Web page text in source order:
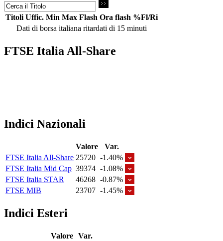
Titoli Uffic. Min Max Flash Ora flash %Fl/Ri
Dati di borsa italiana ritardati di 15 minuti
FTSE Italia All-Share
Indici Nazionali
Valore
Var.
FTSE Italia All-Share 25720 -1.40%
FTSE Italia Mid Cap 39374 -1.08%
FTSE Italia STAR
46268 -0.87%
FTSE MIB
23707 -1.45%
Indici Esteri
Valore Var.